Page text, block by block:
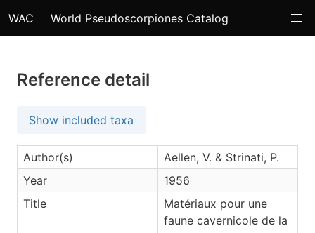
WAC World Pseudoscorpiones Catalog
Reference detail
Show included taxa
Author(s)
Aellen, V. & Strinati, P.
Year
1956
Title
Matériaux pour une
faune cavernicole de la